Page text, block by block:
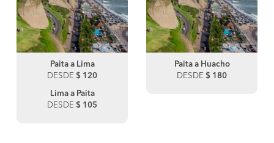
Paita a Lima
DESDE $ 120
Lima a Paita
DESDE $ 105
Paita a Huacho
DESDE $ 180